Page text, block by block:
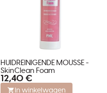
HUIDREINIGENDE MOUSSE -
SkinClean Foam
12,40 €
In winkelwagen